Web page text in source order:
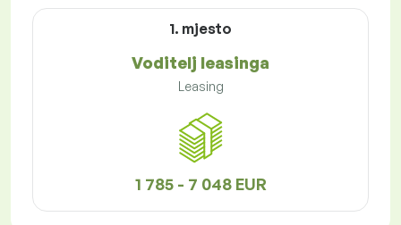
1. mjesto
Voditelj leasinga
Leasing
1 785 - 7 048 EUR